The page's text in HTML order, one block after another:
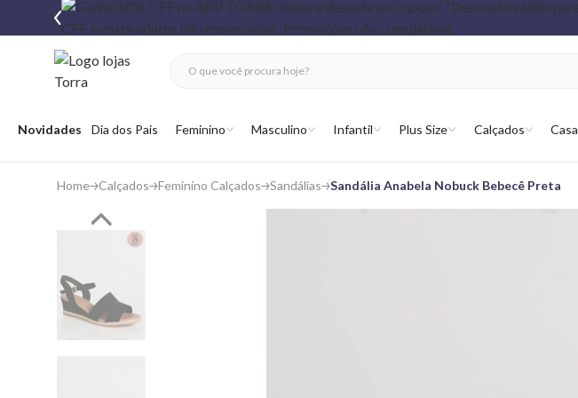
Abrir menu
Novidades Dia dos Pais Feminino Masculino Infantil Plus Size Calçados Casa
fechar menu
fechar menu
favoritos
Home Calçados Feminino Calçados Sandálias Sandália Anabela Nobuck Bebecê Preta